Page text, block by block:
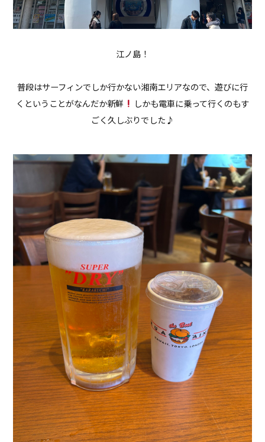
江ノ島！
普段はサーフィンでしか行かない湘南エリアなので、遊びに行
くということがなんだか新鮮
しかも電車に乗って行くのもす
ごく久しぶりでした♪